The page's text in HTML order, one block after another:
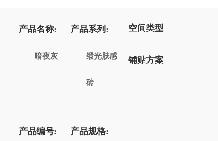
产品名称:
暗夜灰
产品系列:
缎光肤感
砖
产品编号: 产品规格:
空间类型
铺贴方案